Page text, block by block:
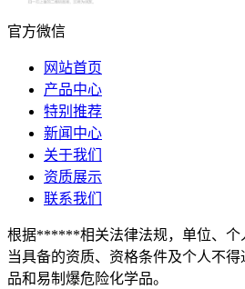
官方微信
网站首页
产品中心
特别推荐
新闻中心
关于我们
资质展示
联系我们
根据******相关法律法规，单位、个
当具备的资质、资格条件及个人不
品和易制爆危险化学品。